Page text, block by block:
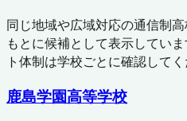
同じ地域や広域対応の通信制
もとに候補として表示してい
ト体制は学校ごとに確認してく
鹿島学園高等学校